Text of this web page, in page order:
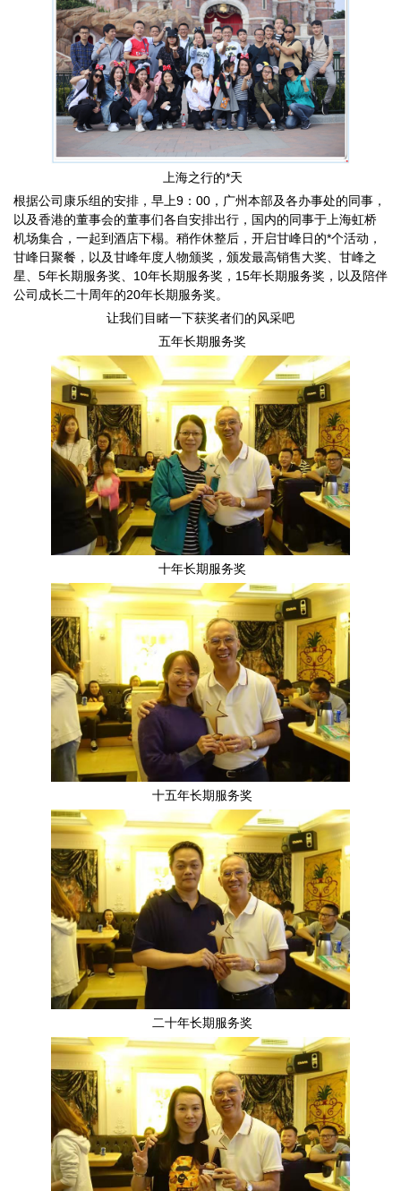
上海之行的*天
根据公司康乐组的安排，早上9：00，广州本部及各办事处的同事，
以及香港的董事会的董事们各自安排出行，国内的同事于上海虹桥
机场集合，一起到酒店下榻。稍作休整后，开启甘峰日的*个活动，
甘峰日聚餐，以及甘峰年度人物颁奖，颁发最高销售大奖、甘峰之
星、5年长期服务奖、10年长期服务奖，15年长期服务奖，以及陪伴
公司成长二十周年的20年长期服务奖。
让我们目睹一下获奖者们的风采吧
五年长期服务奖
十年长期服务奖
十五年长期服务奖
二十年长期服务奖